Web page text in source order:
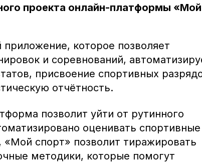
проекта онлайн-платформы «Мой
приложение, которое позволяет
и соревнований,
присвоение спортивных
отчётность.
позволит уйти от рутинного
оценивать спортивные
«Мой спорт» позволит тиражировать
методики, которые помогут